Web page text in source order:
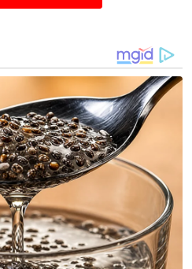
Indonesia: Kedutaan besar